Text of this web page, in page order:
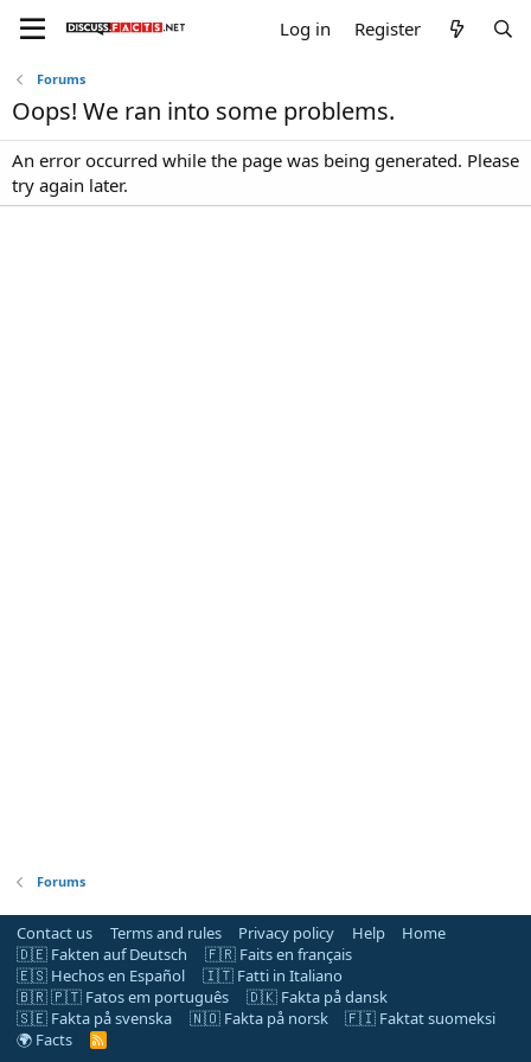
Log in Register
Forums
Oops! We ran into some problems.
An error occurred while the page was being generated. Please
try again later.
Forums
Contact us Terms and rules Privacy policy Help
Home
🇩🇪 Fakten auf Deutsch
🇫🇷 Faits en français
🇪🇸 Hechos en Español
🇮🇹 Fatti in Italiano
🇧🇷 🇵🇹 Fatos em português
🇩🇰 Fakta på dansk
🇸🇪 Fakta på svenska
🇳🇴 Fakta på norsk
🇫🇮 Faktat suomeksi
🌍 Facts
R